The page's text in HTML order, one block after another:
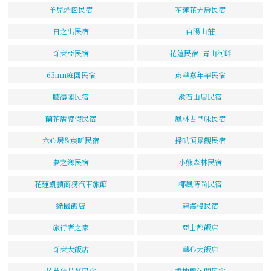
羊兒煙囪民宿 花蓮花弄房民宿
日之出民宿 白陽山莊
奇萊亞民宿 花蓮民宿- 青山河畔
63inn庭園民宿 東華嘉年華民宿
聽濤閣民宿 漱石山居民宿
蘭花厝渡假民宿 鳳林古早味民宿
六心居&宸昕民宿 掃叭頂景觀民宿
夢之鄉民宿 小熊森林民宿
花蓮凱頓商務汽車旅館 椰風時尚民宿
綠園飯店 碧海樓民宿
旅行者之家 亞士都飯店
奇萊大飯店 華心大飯店